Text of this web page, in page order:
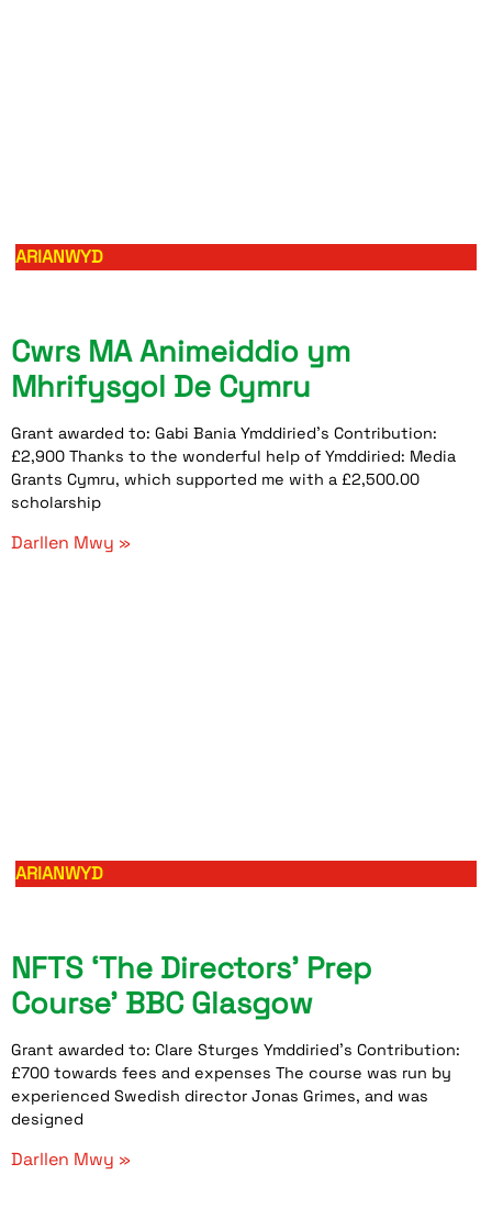
ARIANWYD
Cwrs MA Animeiddio ym
Mhrifysgol De Cymru
Grant awarded to: Gabi Bania Ymddiried’s Contribution:
£2,900 Thanks to the wonderful help of Ymddiried: Media
Grants Cymru, which supported me with a £2,500.00
scholarship
Darllen Mwy »
ARIANWYD
NFTS ‘The Directors’ Prep
Course’ BBC Glasgow
Grant awarded to: Clare Sturges Ymddiried’s Contribution:
£700 towards fees and expenses The course was run by
experienced Swedish director Jonas Grimes, and was
designed
Darllen Mwy »